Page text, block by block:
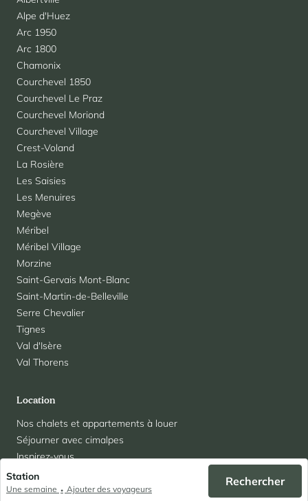
Station
Une semaine • Ajouter des voyageurs
Rechercher
Alpe d'Huez
Arc 1950
Arc 1800
Chamonix
Courchevel 1850
Courchevel Le Praz
Courchevel Moriond
Courchevel Village
Crest-Voland
La Rosière
Les Saisies
Les Menuires
Megève
Méribel
Méribel Village
Morzine
Saint-Gervais Mont-Blanc
Saint-Martin-de-Belleville
Serre Chevalier
Tignes
Val d'Isère
Val Thorens
Location
Nos chalets et appartements à louer
Séjourner avec cimalpes
Inspirez-vous
La conciergerie Cimalpes
Organisez votre séjour avec un agent